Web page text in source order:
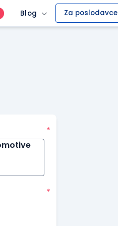
Blog Za poslodavce
*
*